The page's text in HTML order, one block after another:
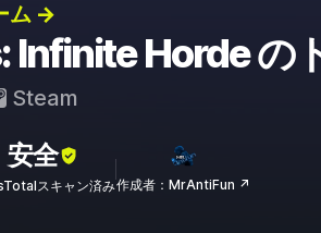
ム →
Horde の
Steam
安全
スキャン済み作成者：MrAntiFun ↗